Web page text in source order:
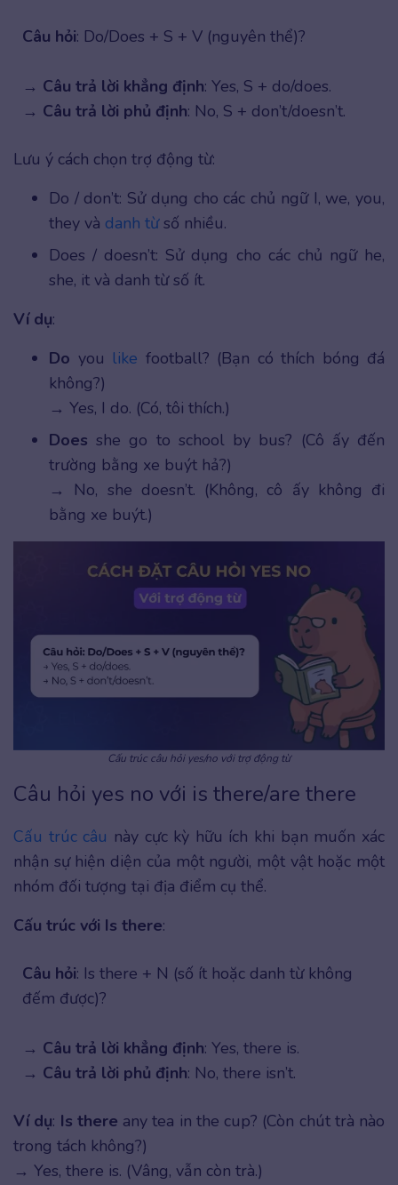
Câu hỏi: Do/Does + S + V (nguyên thể)?
→ Câu trả lời khẳng định: Yes, S + do/does.
→ Câu trả lời phủ định: No, S + don’t/doesn’t.
Lưu ý cách chọn trợ động từ:
Do / don’t: Sử dụng cho các chủ ngữ I, we, you,
they và danh từsố nhiều.
Does / doesn’t: Sử dụng cho các chủ ngữ he,
she, it và danh từ số ít.
Ví dụ:
Do you like football? (Bạn có thích bóng đá
không?)
→ Yes, I do. (Có, tôi thích.)
Does she go to school by bus? (Cô ấy đến
trường bằng xe buýt hả?)
→ No, she doesn’t. (Không, cô ấy không đi
bằng xe buýt.)
Cấu trúc câu hỏi yes/no với trợ động từ
Câu hỏi yes no với is there/are there
Cấu trúc câu này cực kỳ hữu ích khi bạn muốn xác
nhận sự hiện diện của một người, một vật hoặc một
nhóm đối tượng tại địa điểm cụ thể.
Cấu trúc với Is there:
Câu hỏi: Is there + N (số ít hoặc danh từ không
đếm được)?
→ Câu trả lời khẳng định: Yes, there is.
→ Câu trả lời phủ định: No, there isn’t.
Ví dụ: Is there any tea in the cup? (Còn chút trà nào
trong tách không?)
→ Yes, there is. (Vâng, vẫn còn trà.)